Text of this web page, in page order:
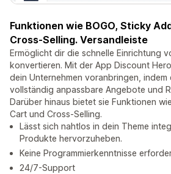
Funktionen wie BOGO, Sticky
Cross-Selling. Versandleiste
Ermöglicht dir die schnelle Einrichtung
konvertieren. Mit der App Discount
dein Unternehmen voranbringen, indem
vollständig anpassbare Angebote und
Darüber hinaus bietet sie Funktionen
Cart und Cross-Selling.
Lässt sich nahtlos in dein Theme
Produkte hervorzuheben.
Keine Programmierkenntnisse
24/7-Support